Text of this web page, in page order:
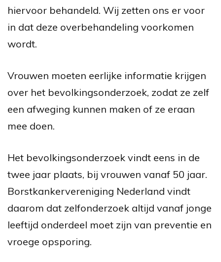
hiervoor behandeld. Wij zetten ons er voor
in dat deze overbehandeling voorkomen
wordt.
Vrouwen moeten eerlijke informatie krijgen
over het bevolkingsonderzoek, zodat ze zelf
een afweging kunnen maken of ze eraan
mee doen.
Het bevolkingsonderzoek vindt eens in de
twee jaar plaats, bij vrouwen vanaf 50 jaar.
Borstkankervereniging Nederland vindt
daarom dat zelfonderzoek altijd vanaf jonge
leeftijd onderdeel moet zijn van preventie en
vroege opsporing.